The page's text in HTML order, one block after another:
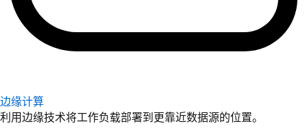
边缘计算
利用边缘技术将工作负载部署到更靠近数据源的位置。